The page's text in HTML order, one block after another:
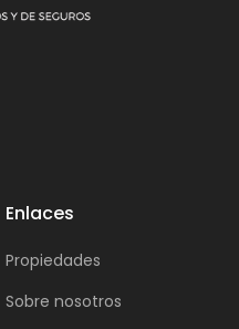
Enlaces
Propiedades
Sobre nosotros